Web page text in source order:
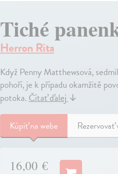
Tiché
Herron Rita
Když Penny Matthewsová,
pohoří, je k případu okamžitě
potoka.Čítať ďalej↓
Kúpiťna webe
16,00 €